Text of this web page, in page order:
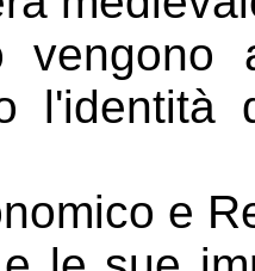
vengono
l'identità
e